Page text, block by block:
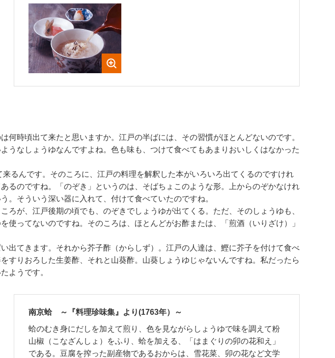
時頃出て来たと思いますか。江戸の半ばには、その習慣がほとんどないのです。
うなしょうゆなんですよね。色も味も、つけて食べてもあまりおいしくはなかった
るんです。そのころに、江戸の料理を解釈した本がいろいろ出てくるのですけれ
るのですね。「のぞき」というのは、そばちょこのような形。上からのぞかなけれ
。そういう深い器に入れて、付けて食べていたのですね。
が、江戸後期の頃でも、のぞきでしょうゆが出てくる。ただ、そのしょうゆも、
ってないのですね。そのころは、ほとんどがお酢または、「煎酒（いりざけ）」
出てきます。それから芥子酢（からしず）。江戸の人達は、鰹に芥子を付けて食べ
すりおろした生姜酢、それと山葵酢。山葵しょうゆじゃないんですね。私だったら
ようです。
南京蛤 ～『料理珍味集』より(1763年）～
蛤のむき身にだしを加えて煎り、色を見ながらしょうゆで味を調えて粉
山椒（こなざんしょ）をふり、蛤を加える、「はまぐりの卯の花和え」
である。豆腐を搾った副産物であるおからは、雪花菜、卯の花など文学